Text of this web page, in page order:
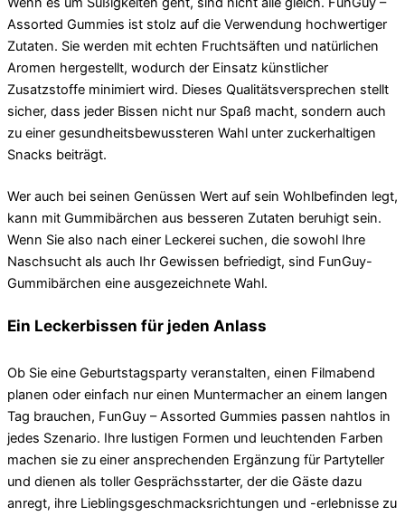
Assorted Gummies ist stolz auf die Verwendung hochwertiger
Zutaten. Sie werden mit echten Fruchtsäften und natürlichen
Aromen hergestellt, wodurch der Einsatz künstlicher
Zusatzstoffe minimiert wird. Dieses Qualitätsversprechen stellt
sicher, dass jeder Bissen nicht nur Spaß macht, sondern auch
zu einer gesundheitsbewussteren Wahl unter zuckerhaltigen
Snacks beiträgt.
Wer auch bei seinen Genüssen Wert auf sein Wohlbefinden legt,
kann mit Gummibärchen aus besseren Zutaten beruhigt sein.
Wenn Sie also nach einer Leckerei suchen, die sowohl Ihre
Naschsucht als auch Ihr Gewissen befriedigt, sind FunGuy-
Gummibärchen eine ausgezeichnete Wahl.
Ein Leckerbissen für jeden Anlass
Ob Sie eine Geburtstagsparty veranstalten, einen Filmabend
planen oder einfach nur einen Muntermacher an einem langen
Tag brauchen, FunGuy – Assorted Gummies passen nahtlos in
jedes Szenario. Ihre lustigen Formen und leuchtenden Farben
machen sie zu einer ansprechenden Ergänzung für Partyteller
und dienen als toller Gesprächsstarter, der die Gäste dazu
anregt, ihre Lieblingsgeschmacksrichtungen und -erlebnisse zu